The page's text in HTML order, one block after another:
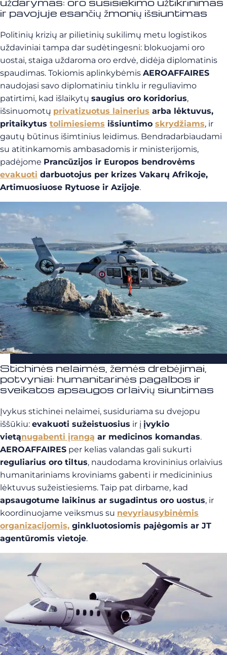
ir pavojuje esančių žmonių išsiuntimas
Politinių krizių ar pilietinių sukilimų metu logistikos
uždaviniai tampa dar sudėtingesni: blokuojami oro
uostai, staiga uždaroma oro erdvė, didėja diplomatinis
spaudimas. Tokiomis aplinkybėmis AEROAFFAIRES
naudojasi savo diplomatiniu tinklu ir reguliavimo
patirtimi, kad išlaikytų saugius oro koridorius,
išsinuomotų privatizuotus lainerius arba lėktuvus,
pritaikytus tolimiesiems išsiuntimo skrydžiams, ir
gautų būtinus išimtinius leidimus. Bendradarbiaudami
su atitinkamomis ambasadomis ir ministerijomis,
padėjome Prancūzijos ir Europos bendrovėms
evakuoti darbuotojus per krizes Vakarų Afrikoje,
Artimuosiuose Rytuose ir Azijoje.
Stichinės nelaimės, žemės drebėjimai,
potvyniai: humanitarinės pagalbos ir
sveikatos apsaugos orlaivių siuntimas
Įvykus stichinei nelaimei, susiduriama su dvejopu
iššūkiu: evakuoti sužeistuosius ir į įvykio
vietąnugabenti įrangą ar medicinos komandas.
AEROAFFAIRES per kelias valandas gali sukurti
reguliarius oro tiltus, naudodama krovininius orlaivius
humanitariniams kroviniams gabenti ir medicininius
lėktuvus sužeistiesiems. Taip pat dirbame, kad
apsaugotume laikinus ar sugadintus oro uostus, ir
koordinuojame veiksmus su nevyriausybinėmis
organizacijomis, ginkluotosiomis pajėgomis ar JT
agentūromis vietoje.